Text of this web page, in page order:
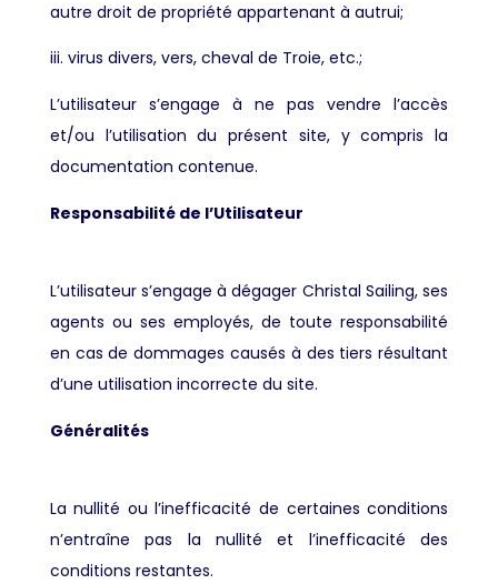
autre droit de propriété appartenant à autrui;
iii. virus divers, vers, cheval de Troie, etc.;
L’utilisateur s’engage à ne pas vendre l’accès
et/ou l’utilisation du présent site, y compris la
documentation contenue.
Responsabilité de l’Utilisateur
L’utilisateur s’engage à dégager Christal Sailing, ses
agents ou ses employés, de toute responsabilité
en cas de dommages causés à des tiers résultant
d’une utilisation incorrecte du site.
Généralités
La nullité ou l’inefficacité de certaines conditions
n’entraîne pas la nullité et l’inefficacité des
conditions restantes.